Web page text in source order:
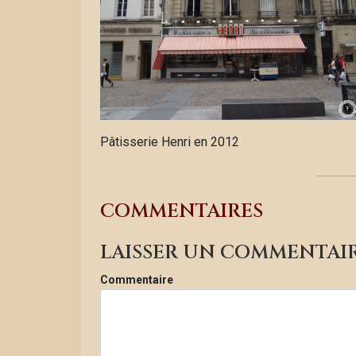
Pâtisserie Henri en 2012
COMMENTAIRES
LAISSER UN
Commentaire